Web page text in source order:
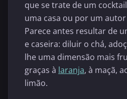
que se trate de um
uma casa ou por um
Parece antes resultar de
e caseira: diluir o chá,
lhe uma dimensão mais
graças à laranja, à maçã,
limão.